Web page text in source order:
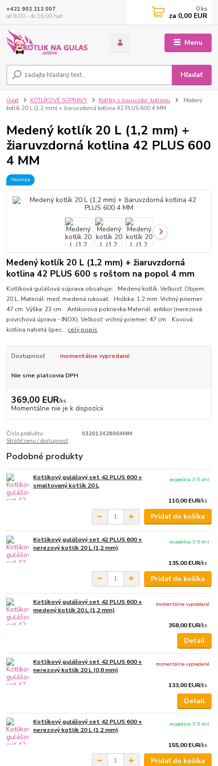
Menu
Hľadať
+421 902 212 007
od 8:00 - do 16:00 hod
0 ks
za 0,00 EUR
Úvod KOTLÍKOVÉ SÚPRAVY Kotlíky s žiaruvzdor. kotlinou
Medený
kotlík 20 L (1,2 mm) + žiaruvzdorná kotlina 42 PLUS 600 4 MM
Medený kotlík 20 L (1,2 mm) +
žiaruvzdorná kotlina 42 PLUS 600
4 MM
Novinka
Medený kotlík 20 L (1,2 mm) + žiaruvzdorná
kotlina 42 PLUS 600 s roštom na popol 4 mm
Kotlíková gulášová súprava obsahuje: Medený kotlík. Veľkosť: Objem:
20 L. Materiál: meď, medená rukoväť. Hrúbka: 1,2 mm. Vrchný priemer:
47 cm. Výška: 23 cm. Antikorová pokrievka Materiál: antikor (nerezová
povrchová úprava - INOX). Veľkosť: vrchný priemer: 47 cm. Kovová
kotlina natretá špec... celý popis
Dostupnosť momentálne vypredané
Nie sme platcovia DPH
369,00 EUR/ks
Momentálne nie je k dispozícii
Číslo produktu:
032012426004MM
Strážiť cenu / dostupnosť
Podobné produkty
Kotlíkový gulášový set 42 PLUS 600 +
smaltovaný kotlík 20 L
110,00 EUR/ks
expedícia 3-5 dní
Pridať do košíka
Kotlíkový gulášový set 42 PLUS 600 +
nerezový kotlík 20 L (1,2 mm)
135,00 EUR/ks
expedícia 3-5 dní
Pridať do košíka
Kotlíkový gulášový set 42 PLUS 600 +
medený kotlík 20 L (1,2 mm)
358,00 EUR/ks
momentálne vypredané
Detail
Kotlíkový gulášový set 42 PLUS 600 +
nerezový kotlík 20 L (0,8 mm)
133,00 EUR/ks
momentálne vypredané
Detail
Kotlíkový gulášový set 42 PLUS 600 +
nerezový kotlík 20 L (1,2 mm)
155,00 EUR/ks
expedícia 3-5 dní
Pridať do košíka